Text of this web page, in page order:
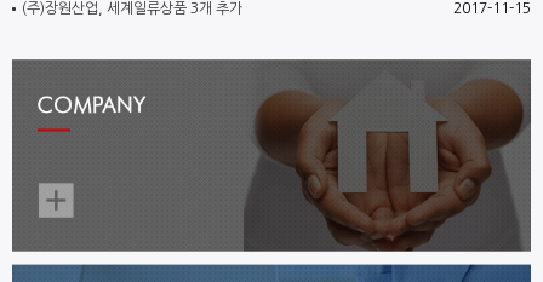
(주)장원산업, 세계일류상품 3개 추가
2017-11-15